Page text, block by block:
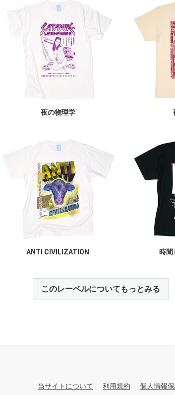
夜の物理学
ANTI CIVILIZATION 時間
このレーベルについてもっとみる
当サイトについて 利用規約 個人情報